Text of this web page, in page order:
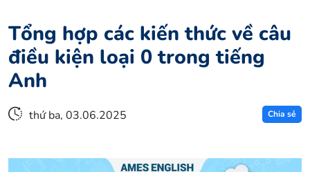
Tổng hợp các kiến thức về câu
điều kiện loại 0 trong tiếng
Anh
thứ ba, 03.06.2025 Chia sẻ